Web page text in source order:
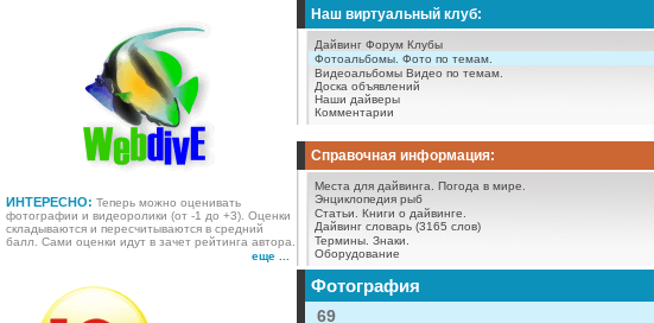
ИНТЕРЕСНО: Теперь можно оценивать
фотографии и видеоролики (от -1 до +3). Оценки
складываются и пересчитываются в средний
балл. Сами оценки идут в зачет рейтинга автора.
еще ...
Наш виртуальный клуб:
Дайвинг Форум Клубы
Фотоальбомы. Фото по темам.
Видеоальбомы Видео по темам.
Доска объявлений
Наши дайверы
Комментарии
Справочная информация:
Места для дайвинга.
Погода в мире.
Энциклопедия рыб
Статьи.
Книги о дайвинге.
Дайвинг словарь (3165 слов)
Термины. Знаки.
Оборудование
Фотография
69